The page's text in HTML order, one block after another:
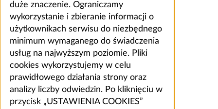
duże znaczenie. Ograniczamy
wykorzystanie i zbieranie informacji o
użytkownikach serwisu do niezbędnego
minimum wymaganego do świadczenia
usług na najwyższym poziomie. Pliki
cookies wykorzystujemy w celu
prawidłowego działania strony oraz
analizy liczby odwiedzin. Po kliknięciu w
przycisk „USTAWIENIA COOKIES”